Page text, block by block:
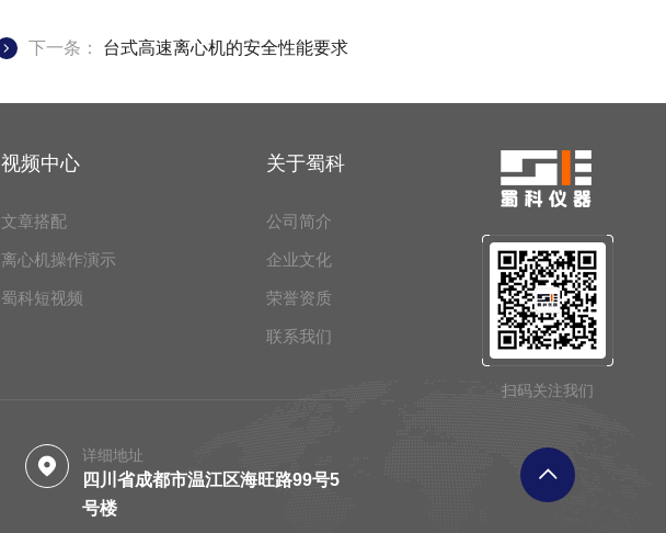
下一条： 台式高速离心机的安全性能要求
视频中心
文章搭配
离心机操作演示
蜀科短视频
关于蜀科
公司简介
企业文化
荣誉资质
联系我们
详细地址
四川省成都市温江区海旺路99号5
号楼
扫码关注我们